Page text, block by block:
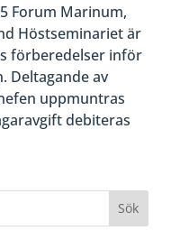
Forum Marinum,
Höstseminariet är
förberedelser inför
Deltagande av
uppmuntras
debiteras